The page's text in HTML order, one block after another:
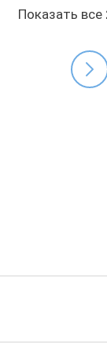
Показать все